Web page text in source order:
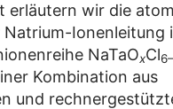
erläutern wir die
Natrium-Ionenleitung
NaTaOxCl
Kombination aus
und